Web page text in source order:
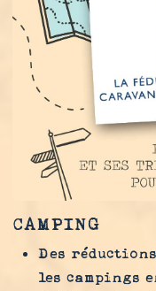
CAMPING
Des
les campings